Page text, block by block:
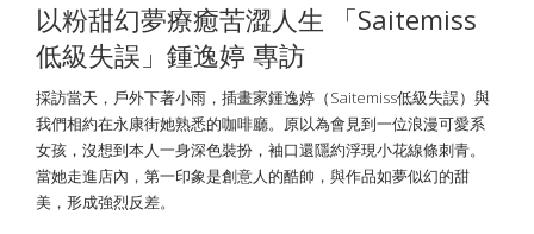
以粉甜幻夢療癒苦澀人生 「Saitemiss
低級失誤」鍾逸婷 專訪
採訪當天，戶外下著小雨，插畫家鍾逸婷（Saitemiss低級失誤）與
我們相約在永康街她熟悉的咖啡廳。原以為會見到一位浪漫可愛系
女孩，沒想到本人一身深色裝扮，袖口還隱約浮現小花線條刺青。
當她走進店內，第一印象是創意人的酷帥，與作品如夢似幻的甜
美，形成強烈反差。